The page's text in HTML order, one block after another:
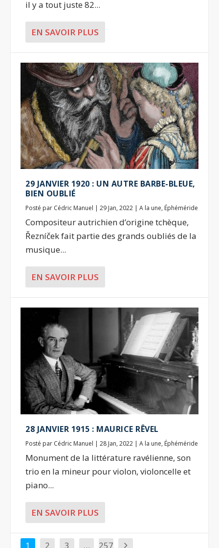
il y a tout juste 82...
EN SAVOIR PLUS
29 JANVIER 1920 : UN AUTRE BARBE-BLEUE,
BIEN OUBLIÉ
Posté par Cédric Manuel |29 Jan, 2022 |A la une, Éphéméride
Compositeur autrichien d’origine tchèque,
Řezníček fait partie des grands oubliés de la
musique...
EN SAVOIR PLUS
28 JANVIER 1915 : MAURICE RÊVEL
Posté par Cédric Manuel |28 Jan, 2022 |A la une, Éphéméride
Monument de la littérature ravélienne, son
trio en la mineur pour violon, violoncelle et
piano...
EN SAVOIR PLUS
1 2 3 … 257